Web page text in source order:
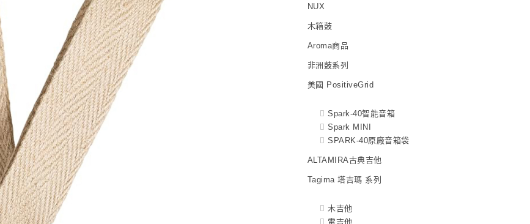
NUX
木箱鼓
Aroma商品
非洲鼓系列
美國 PositiveGrid
Spark-40智能音箱
Spark MINI
SPARK-40原廠音箱袋
ALTAMIRA古典吉他
Tagima 塔吉瑪 系列
木吉他
電吉他